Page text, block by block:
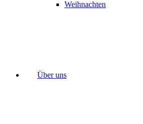
Weihnachten
Über uns